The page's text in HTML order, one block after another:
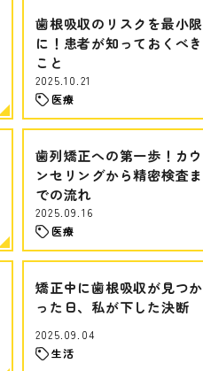
歯根吸収のリスクを最小限
に！患者が知っておくべき
こと
2025.10.21
医療
歯列矯正への第一歩！カウ
ンセリングから精密検査ま
での流れ
2025.09.16
医療
矯正中に歯根吸収が見つか
った日、私が下した決断
2025.09.04
生活